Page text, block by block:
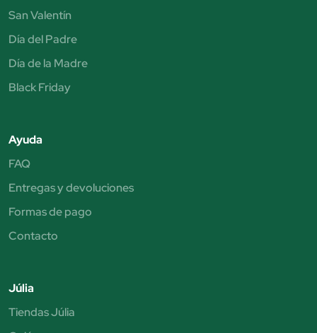
San Valentín
Día del Padre
Día de la Madre
Black Friday
Ayuda
FAQ
Entregas y devoluciones
Formas de pago
Contacto
Júlia
Tiendas Júlia